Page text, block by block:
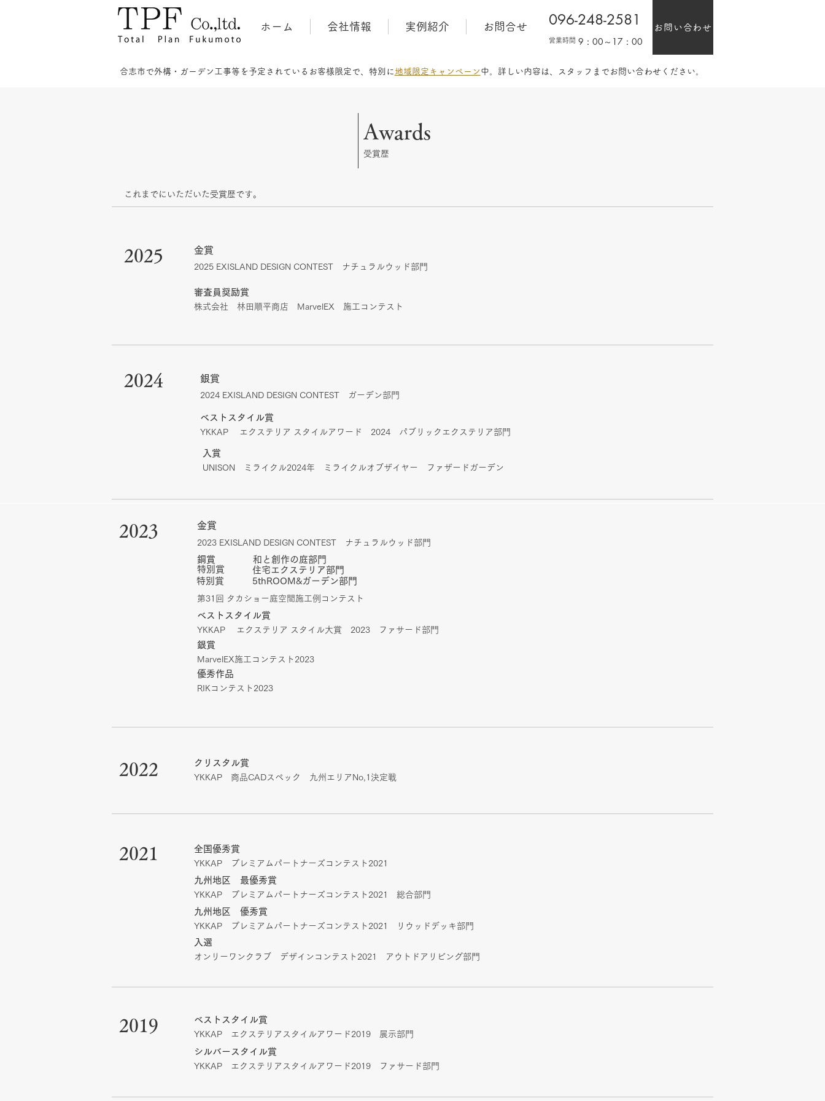
ホーム 会社情報 実例紹介 お問合せ 096-248-2581
営業時間 9：00～17：00
合志市で外構・ガーデン工事等を予定されているお客様限定で、特別に 地域限定キャンペーン 中。​詳しい内容は、スタッフまでお問い合わせください。
お問い合わせ
Awards
​受賞歴
​これまでにいただいた受賞歴です。
2025 金賞
2025 EXISLAND DESIGN CONTEST ナチュラルウッド部門
審査員奨励賞
​株式会社 林田順平商店 MarvelEX 施工コンテスト
2024 銀賞
2024 EXISLAND DESIGN CONTEST ガーデン部門
ベストスタイル賞
​YKKAP エクステリア スタイルアワード 2024 パブリックエクステリア部門
入賞
​UNISON ミライクル2024年 ミライクルオブザイヤー ファザードガーデン
2023 金賞
2023 EXISLAND DESIGN CONTEST ナチュラルウッド部門
特別賞
特別賞
銅賞 和と創作の庭部門
住宅エクステリア部門
5thROOM&ガーデン部門
第31回 タカショー庭空間施工例コンテスト
ベストスタイル賞
​YKKAP エクステリア スタイル大賞 2023 ファサード部門
銀賞
MarvelEX施工コンテスト2023
優秀作品
RIKコンテスト2023
2022 クリスタル賞
​YKKAP 商品CADスペック 九州エリアNo,1決定戦
2021 全国優秀賞
​YKKAP プレミアムパートナーズコンテスト2021
九州地区 最優秀賞
​YKKAP プレミアムパートナーズコンテスト2021 総合部門
九州地区 優秀賞
​YKKAP プレミアムパートナーズコンテスト2021 リウッドデッキ部門
​入選
オンリーワンクラブ デザインコンテスト2021 アウトドアリビング部門
2019 ベストスタイル賞
​YKKAP エクステリアスタイルアワード2019 展示部門
シルバースタイル賞
​YKKAP エクステリアスタイルアワード2019 ファサード部門